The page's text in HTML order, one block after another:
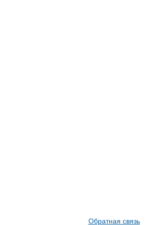
Обратная связь